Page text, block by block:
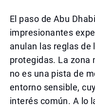
El paso de Abu
impresionantes
anulan las reglas
protegidas. La zona
no es una pista de
entorno sensible,
interés común. A lo